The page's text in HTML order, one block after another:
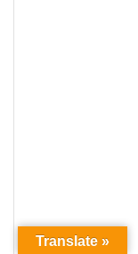
Translate »